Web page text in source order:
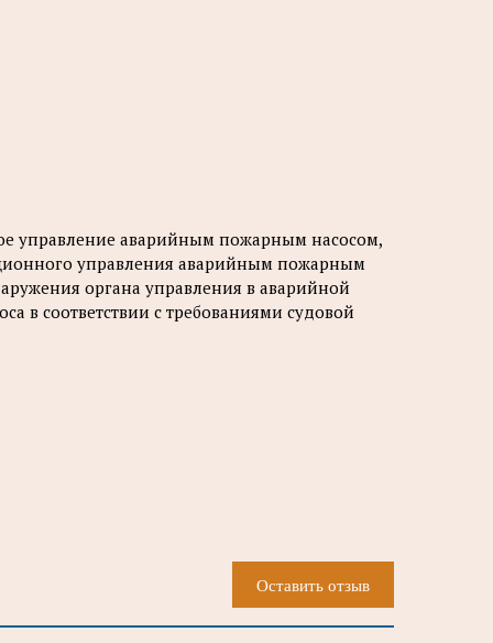
управление аварийным пожарным насосом,
управления аварийным пожарным
органа управления в аварийной
в соответствии с требованиями судовой
Оставить отзыв